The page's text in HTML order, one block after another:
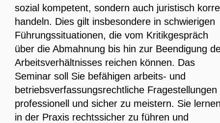
sozial kompetent, sondern auch juristisch
handeln. Dies gilt insbesondere in schwierigen
Führungssituationen, die vom Kritikgespräch
über die Abmahnung bis hin zur Beendigung
Arbeitsverhältnisses reichen können. Das
Seminar soll Sie befähigen arbeits- und
betriebsverfassungsrechtliche Fragestellungen
professionell und sicher zu meistern. Sie
in der Praxis rechtssicher zu führen und